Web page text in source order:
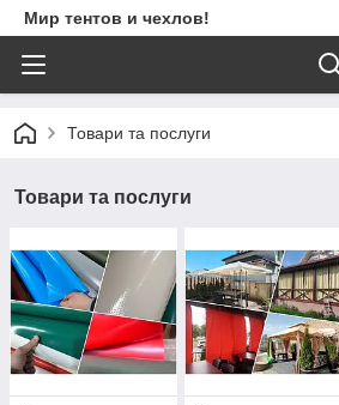
Мир тентов и чехлов!
Товари та послуги
Товари та послуги